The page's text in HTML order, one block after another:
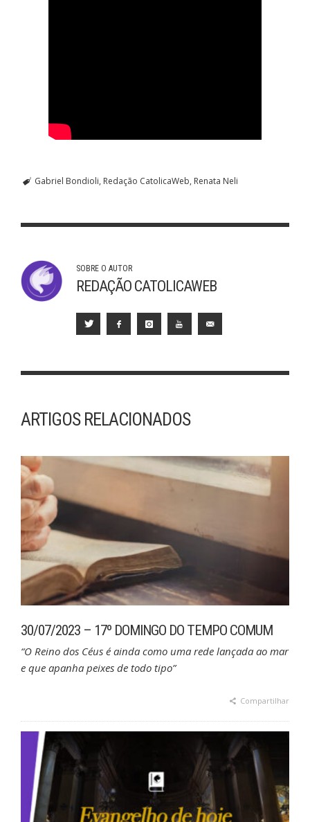
Gabriel Bondioli Redação CatolicaWeb Renata Neli
SOBRE O AUTOR
REDAÇÃO CATOLICAWEB
ARTIGOS RELACIONADOS
30/07/2023 – 17º DOMINGO DO TEMPO COMUM
“O Reino dos Céus é ainda como uma rede lançada ao mar
e que apanha peixes de todo tipo”
Compartilhar